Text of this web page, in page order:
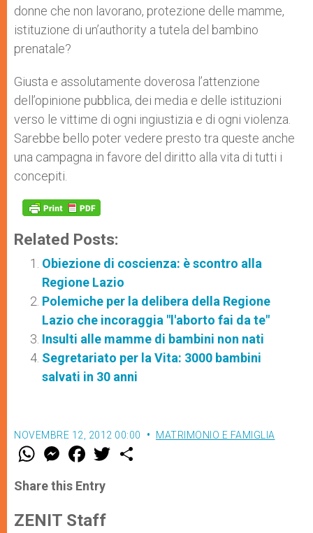
donne che non lavorano, protezione delle mamme,
istituzione di un’authority a tutela del bambino
prenatale?
Giusta e assolutamente doverosa l’attenzione
dell’opinione pubblica, dei media e delle istituzioni
verso le vittime di ogni ingiustizia e di ogni violenza.
Sarebbe bello poter vedere presto tra queste anche
una campagna in favore del diritto alla vita di tutti i
concepiti.
Related Posts:
Obiezione di coscienza: è scontro alla
Regione Lazio
Polemiche per la delibera della Regione
Lazio che incoraggia "l'aborto fai da te"
Insulti alle mamme di bambini non nati
Segretariato per la Vita: 3000 bambini
salvati in 30 anni
NOVEMBRE 12, 2012 00:00 MATRIMONIO E FAMIGLIA
W
t
s
p
p
M
e
s
e
g
e
F
a
e
b
o
k
w
Share this Entry
ZENIT Staff